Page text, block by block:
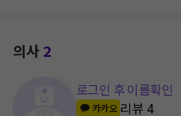
의사2
로그인 후 이름확인
카카오 리뷰4